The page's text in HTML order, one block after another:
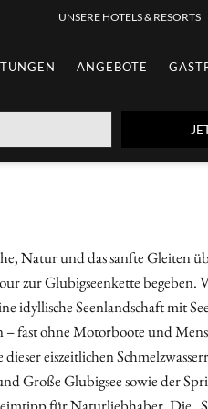
UNSERE HOTELS & RESORTS
ANGEBOTE
Natur und das sanfte Gleiten
zur Glubigseenkette begeben.
idyllische Seenlandschaft mit
– fast ohne Motorboote und
dieser eiszeitlichen
Große Glubigsee sowie der